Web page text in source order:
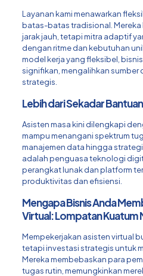
Layanan kami menawarkan
batas-batas tradisional. Mereka
jarak jauh, tetapi mitra adaptif
dengan ritme dan kebutuhan
model kerja yang fleksibel,
signifikan, mengalihkan sumber
strategis.
Lebih dari Sekadar
Asisten masa kini dilengkapi
mampu menangani spektrum
manajemen data hingga
adalah penguasa teknologi
perangkat lunak dan platform
produktivitas dan efisiensi.
Mengapa Bisnis Anda
Virtual: Lompatan Kuatum
Mempekerjakan asisten virtual
tetapi investasi strategis untuk
Mereka membebaskan para
tugas rutin, memungkinkan